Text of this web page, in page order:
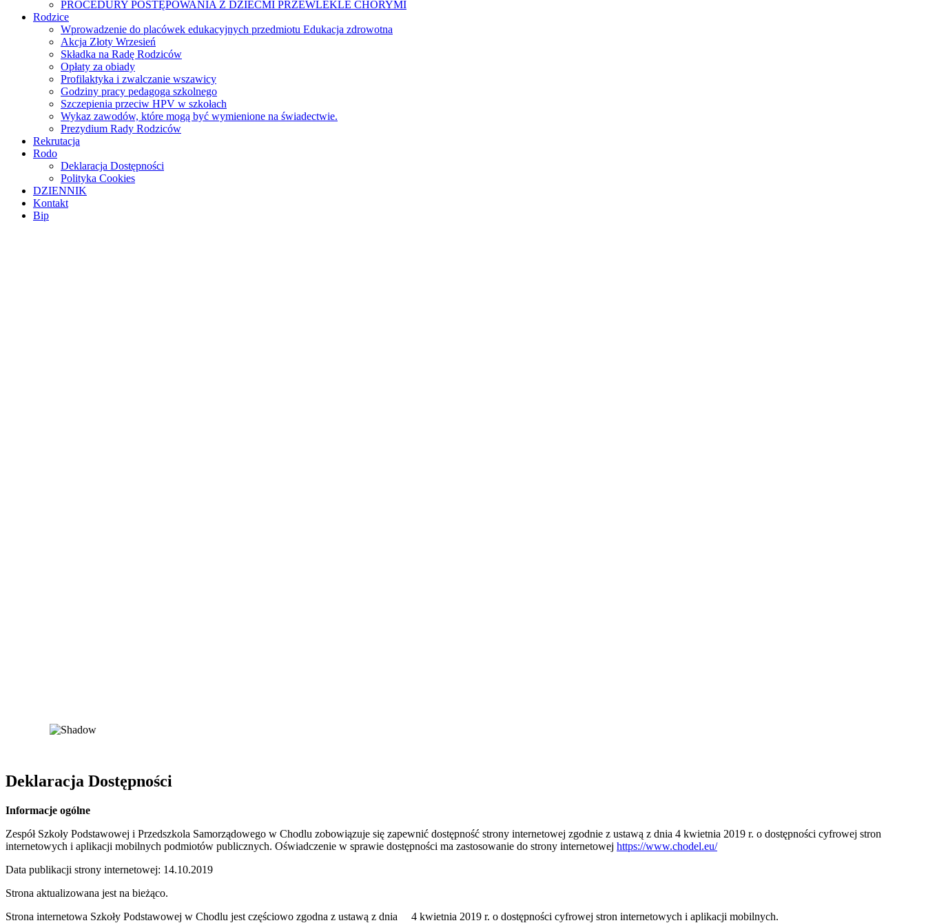
PROCEDURY POSTĘPOWANIA Z DZIEĆMI PRZEWLEKLE CHORYMI
Rodzice
Wprowadzenie do placówek edukacyjnych przedmiotu Edukacja zdrowotna
Akcja Złoty Wrzesień
Składka na Radę Rodziców
Opłaty za obiady
Profilaktyka i zwalczanie wszawicy
Godziny pracy pedagoga szkolnego
Szczepienia przeciw HPV w szkołach
Wykaz zawodów, które mogą być wymienione na świadectwie.
Prezydium Rady Rodziców
Rekrutacja
Rodo
Deklaracja Dostępności
Polityka Cookies
DZIENNIK
Kontakt
Bip
Deklaracja Dostępności
Informacje ogólne
Zespół Szkoły Podstawowej i Przedszkola Samorządowego w Chodlu zobowiązuje się zapewnić dostępność strony internetowej zgodnie z ustawą z dnia 4 kwietnia 2019 r. o dostępności cyfrowej stron
internetowych i aplikacji mobilnych podmiotów publicznych. Oświadczenie w sprawie dostępności ma zastosowanie do strony internetowej https://www.chodel.eu/
Data publikacji strony internetowej: 14.10.2019
Strona aktualizowana jest na bieżąco.
Strona internetowa Szkoły Podstawowej w Chodlu jest częściowo zgodna z ustawą z dnia 4 kwietnia 2019 r. o dostępności cyfrowej stron internetowych i aplikacji mobilnych.